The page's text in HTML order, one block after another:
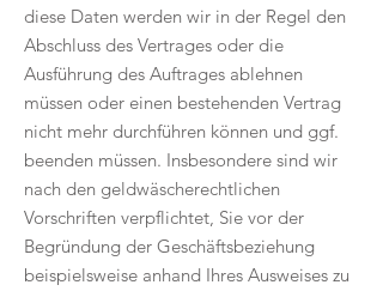
diese Daten werden wir in der Regel den
Abschluss des Vertrages oder die
Ausführung des Auftrages ablehnen
müssen oder einen bestehenden Vertrag
nicht mehr durchführen können und ggf.
beenden müssen. Insbesondere sind wir
nach den geldwäscherechtlichen
Vorschriften verpflichtet, Sie vor der
Begründung der Geschäftsbeziehung
beispielsweise anhand Ihres Ausweises zu